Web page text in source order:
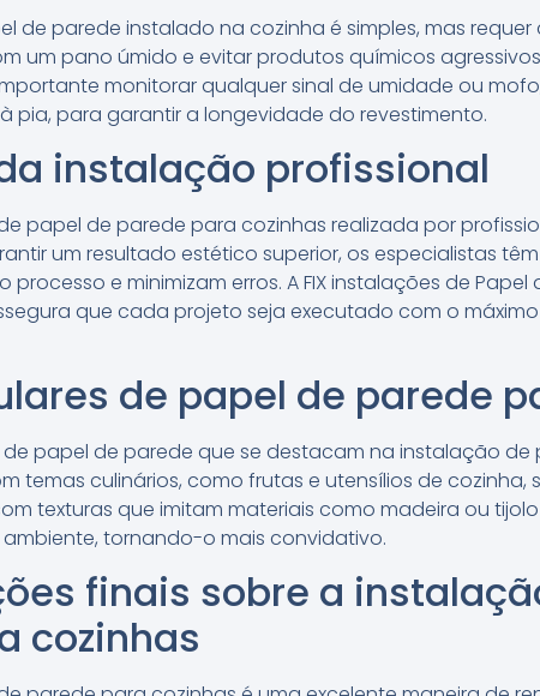
de parede instalado na cozinha é simples, mas requer
um pano úmido e evitar produtos químicos
monitorar qualquer sinal de umidade ou
pia, para garantir a longevidade do revestimento.
instalação profissional
papel de parede para cozinhas realizada por
um resultado estético superior, os especialistas
e minimizam erros. A FIX instalações de Papel
que cada projeto seja executado com o
de papel de parede
de papel de parede que se destacam na instalação
temas culinários, como frutas e utensílios de
texturas que imitam materiais como madeira ou
tornando-o mais convidativo.
finais sobre a
cozinhas